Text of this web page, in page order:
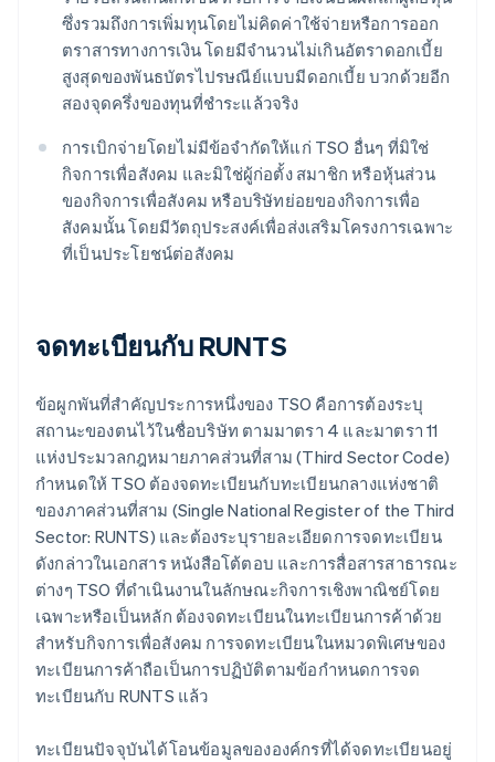
ซึ่งรวมถึงการเพิ่มทุนโดยไม่คิดค่าใช้จ่ายหรือการออก
ตราสารทางการเงิน โดยมีจำนวนไม่เกินอัตราดอกเบี้ย
สูงสุดของพันธบัตรไปรษณีย์แบบมีดอกเบี้ย บวกด้วยอีก
สองจุดครึ่งของทุนที่ชำระแล้วจริง
การเบิกจ่ายโดยไม่มีข้อจำกัดให้แก่ TSO อื่นๆ ที่มิใช่
กิจการเพื่อสังคม และมิใช่ผู้ก่อตั้ง สมาชิก หรือหุ้นส่วน
ของกิจการเพื่อสังคม หรือบริษัทย่อยของกิจการเพื่อ
สังคมนั้น โดยมีวัตถุประสงค์เพื่อส่งเสริมโครงการเฉพาะ
ที่เป็นประโยชน์ต่อสังคม
จดทะเบียนกับ RUNTS
ข้อผูกพันที่สำคัญประการหนึ่งของ TSO คือการต้องระบุ
สถานะของตนไว้ในชื่อบริษัท ตามมาตรา 4 และมาตรา 11
แห่งประมวลกฎหมายภาคส่วนที่สาม (Third Sector Code)
กำหนดให้ TSO ต้องจดทะเบียนกับทะเบียนกลางแห่งชาติ
ของภาคส่วนที่สาม (Single National Register of the Third
Sector: RUNTS) และต้องระบุรายละเอียดการจดทะเบียน
ดังกล่าวในเอกสาร หนังสือโต้ตอบ และการสื่อสารสาธารณะ
ต่างๆ TSO ที่ดำเนินงานในลักษณะกิจการเชิงพาณิชย์โดย
เฉพาะหรือเป็นหลัก ต้องจดทะเบียนในทะเบียนการค้าด้วย
สำหรับกิจการเพื่อสังคม การจดทะเบียนในหมวดพิเศษของ
ทะเบียนการค้าถือเป็นการปฏิบัติตามข้อกำหนดการจด
ทะเบียนกับ RUNTS แล้ว
ทะเบียนปัจจุบันได้โอนข้อมูลขององค์กรที่ได้จดทะเบียนอยู่